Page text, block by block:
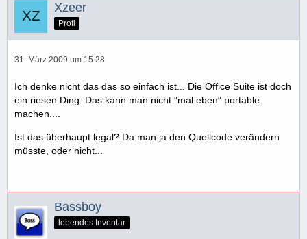
Xzeer
Profi
31. März 2009 um 15:28
Ich denke nicht das das so einfach ist... Die Office Suite ist doch
ein riesen Ding. Das kann man nicht "mal eben" portable
machen....
Ist das überhaupt legal? Da man ja den Quellcode verändern
müsste, oder nicht...
Bassboy
lebendes Inventar